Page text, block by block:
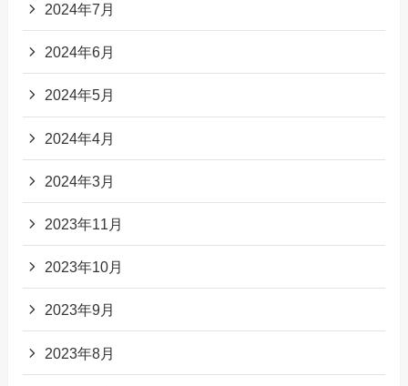
2024年7月
2024年6月
2024年5月
2024年4月
2024年3月
2023年11月
2023年10月
2023年9月
2023年8月